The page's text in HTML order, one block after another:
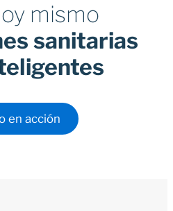
mismo
sanitarias
en acción